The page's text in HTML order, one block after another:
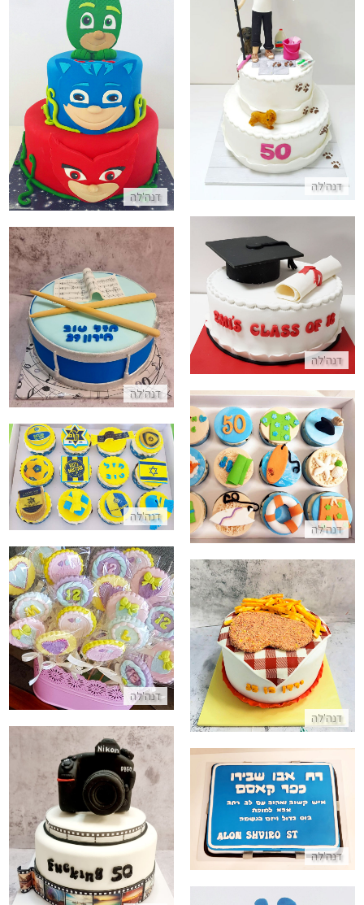
דנה'לה
עוגה מעוצבת לאשה לגיל 50
התקשר/י
דנה'לה
עוגת קומות כוח פיגיי
התקשר/י
דנה'לה
עוגת סיום תואר מבצק סוכר
התקשר/י
דנה'לה
עוגה בעיצוב תופים מבצק סוכר
התקשר/י
דנה'לה
קאפקייקס בעיצוב ים מבצק סוכר
התקשר/י
דנה'לה
קאפקייקס כדורגל מכבי תל אביב
התקשר/י
דנה'לה
סוכריות לבת מצווה מבצק סוכר
התקשר/י
דנה'לה
עוגה מיוחדת בעיצוב סלסלת עוף וציפס
התקשר/י
עוגת יום הולדת 50 מבצק סוכר
התקשר/י
דנה'לה
עוגה מיוחדת בעיצוב שלט רחוב
התקשר/י